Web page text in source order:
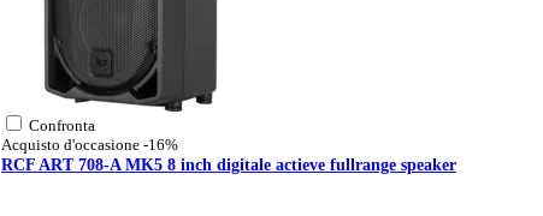
Confronta
Acquisto d'occasione -16%
RCF ART 708-A MK5 8 inch digitale actieve fullrange speaker